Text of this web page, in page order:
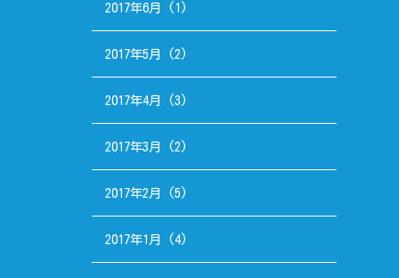
2017年6月 (1)
2017年5月 (2)
2017年4月 (3)
2017年3月 (2)
2017年2月 (5)
2017年1月 (4)